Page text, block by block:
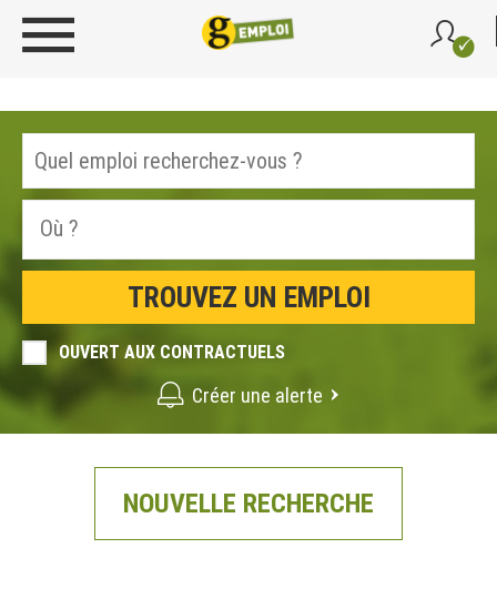
OUVERT AUX CONTRACTUELS
Créer une alerte
NOUVELLE RECHERCHE